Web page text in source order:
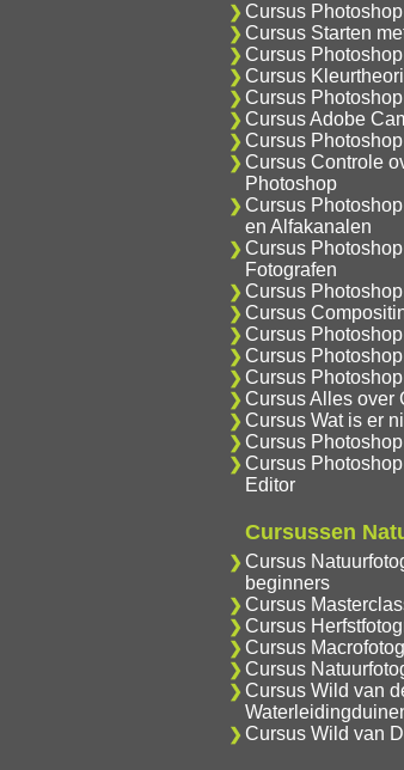
Cursus
Cursus Starten
Cursus
Cursus
Cursus
Cursus Adobe
Cursus
Cursus Controle
Photoshop
Cursus
en Alfakanalen
Cursus
Fotografen
Cursus
Cursus
Cursus
Cursus
Cursus
Cursus Alles over
Cursus Wat is er
Cursus
Cursus
Editor
Cursussen
Cursus
beginners
Cursus
Cursus
Cursus
Cursus
Cursus Wild van
Cursus Wild van